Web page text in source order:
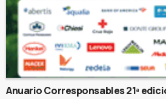
Anuario Corresponsables 21ª